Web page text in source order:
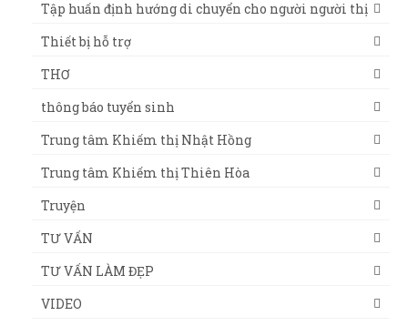
Tập huấn định hướng di chuyển cho người người thị
Thiết bị hỗ trợ
THƠ
thông báo tuyển sinh
Trung tâm Khiếm thị Nhật Hồng
Trung tâm Khiếm thị Thiên Hòa
Truyện
TƯ VẤN
TƯ VẤN LÀM ĐẸP
VIDEO